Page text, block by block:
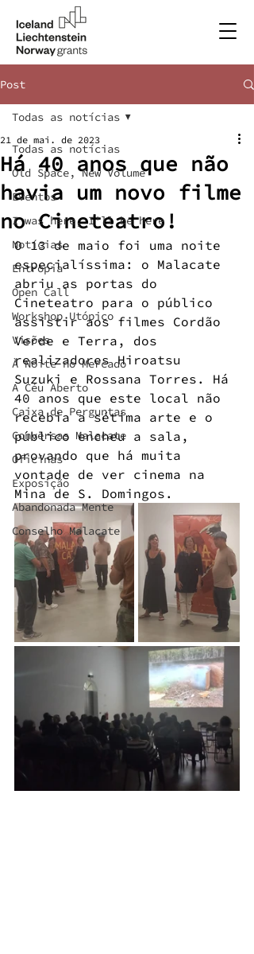
Post
Todas as notícias
Old Space, New Volume
Eventos
I was here, I'll be here
Notícias
Entropia
Open Call
Workshop Utópico
Visões
À Noite no Mercado
A Céu Aberto
Caixa de Perguntas
Conversas Malacate
Oficinas
Exposição
Abandonada Mente
Conselho Malacate
Todas as notícias
Há 40 anos que não
havia um novo filme
no Cineteatro!
21 de mai. de 2023
O 13 de maio foi uma noite
especialíssima: o Malacate
abriu as portas do
Cineteatro para o público
assistir aos filmes Cordão
Verde e Terra, dos
realizadores Hiroatsu
Suzuki e Rossana Torres. Há
40 anos que este local não
recebia a sétima arte e o
público encheu a sala,
provando que há muita
vontade de ver cinema na
Mina de S. Domingos.